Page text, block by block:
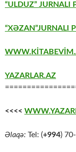
“ULDUZ” JURNALI
“XƏZAN”JURNALI
YAZARLAR.AZ
<<<<
Əlaqə: Tel: (+994)